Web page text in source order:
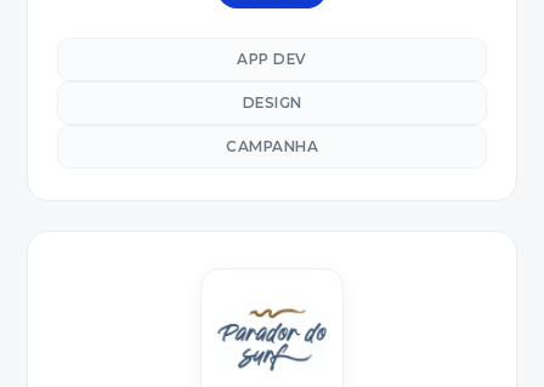
APP DEV
DESIGN
CAMPANHA